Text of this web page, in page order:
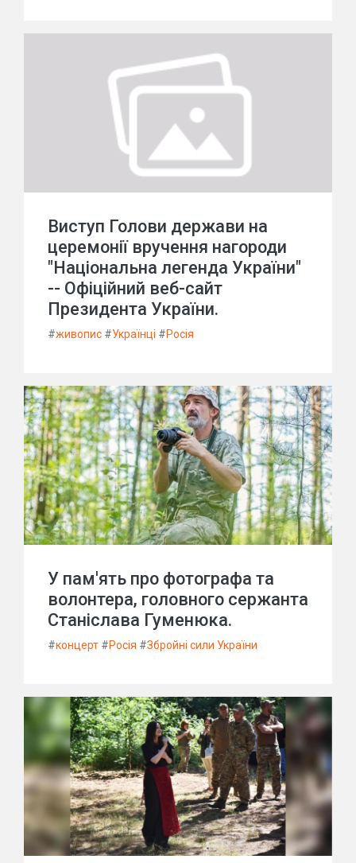
Виступ Голови держави на
церемонії вручення нагороди
"Національна легенда України"
-- Офіційний веб-сайт
Президента України.
#живопис #Українці #Росія
У пам'ять про фотографа та
волонтера, головного сержанта
Станіслава Гуменюка.
#концерт #Росія #Збройні сили України